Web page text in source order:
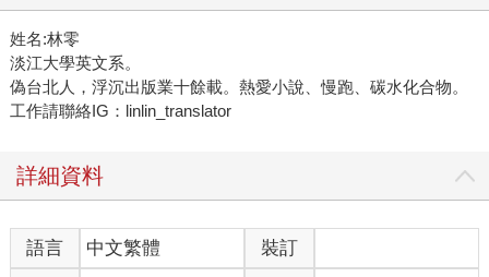
姓名:林零
淡江大學英文系。
偽台北人，浮沉出版業十餘載。熱愛小說、慢跑、碳水化合物。
工作請聯絡IG：linlin_translator
詳細資料
語言 中文繁體
裝訂